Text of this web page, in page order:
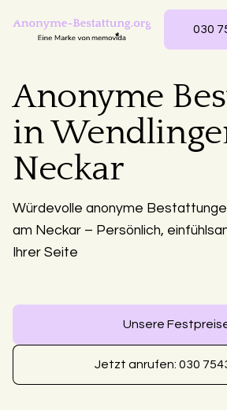
030
Anonyme
in
Neckar
Würdevolle anonyme
am Neckar – Persönlich,
Ihrer Seite
Unsere
Jetzt anrufen: 030